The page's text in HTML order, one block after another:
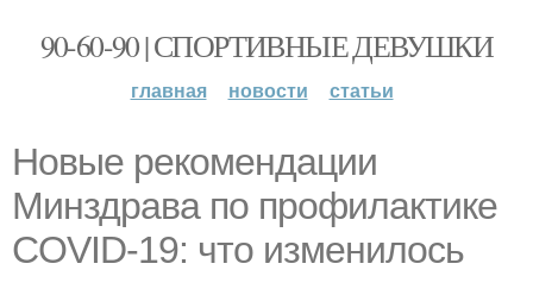
90-60-90 | СПОРТИВНЫЕ ДЕВУШКИ
главная новости статьи
Новые рекомендации
Минздрава по профилактике
COVID-19: что изменилось